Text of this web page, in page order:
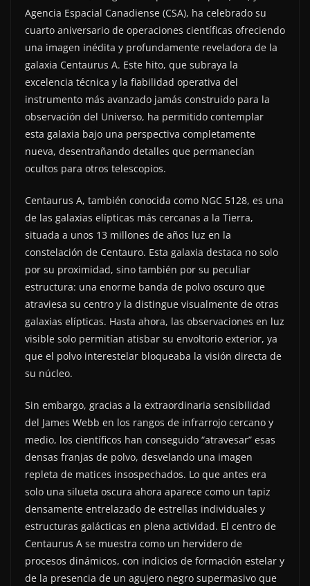
Agencia Espacial Canadiense (CSA), ha celebrado su
cuarto aniversario de operaciones científicas ofreciendo
una imagen inédita y profundamente reveladora de la
galaxia Centaurus A. Este hito, que subraya la
excelencia técnica y la fiabilidad operativa del
instrumento más avanzado jamás construido para la
observación del Universo, ha permitido contemplar
esta galaxia bajo una perspectiva completamente
nueva, desentrañando detalles que permanecían
ocultos para otros telescopios.
Centaurus A, también conocida como NGC 5128, es una
de las galaxias elípticas más cercanas a la Tierra,
situada a unos 13 millones de años luz en la
constelación de Centauro. Esta galaxia destaca no solo
por su proximidad, sino también por su peculiar
estructura: una enorme banda de polvo oscuro que
atraviesa su centro y la distingue visualmente de otras
galaxias elípticas. Hasta ahora, las observaciones en luz
visible solo permitían atisbar su envoltorio exterior, ya
que el polvo interestelar bloqueaba la visión directa de
su núcleo.
Sin embargo, gracias a la extraordinaria sensibilidad
del James Webb en los rangos de infrarrojo cercano y
medio, los científicos han conseguido “atravesar” esas
densas franjas de polvo, desvelando una imagen
repleta de matices insospechados. Lo que antes era
solo una silueta oscura ahora aparece como un tapiz
densamente entrelazado de estrellas individuales y
estructuras galácticas en plena actividad. El centro de
Centaurus A se muestra como un hervidero de
procesos dinámicos, con indicios de formación estelar y
de la presencia de un agujero negro supermasivo que